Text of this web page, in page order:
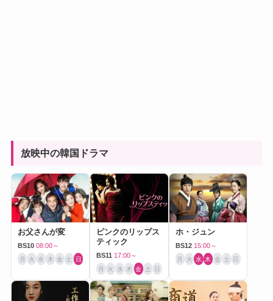
放映中の韓国ドラマ
お父さんが変
BS10 08:00～
月 火 水 木 金 土 日
ピンクのリップス
ティック
BS11 17:00～
月 火 水 木 金 土 日
ホ・ジュン
BS12 15:00～
月 火 水 木 金 土 日